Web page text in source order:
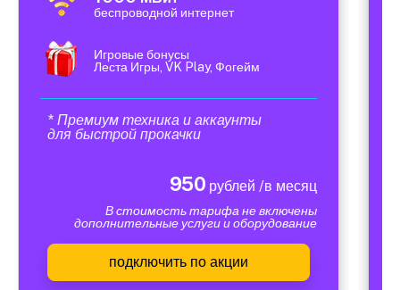
беспроводной интернет
Игровые бонусы
Леста Игры, VK Play, Фогейм
* Премиум техника и аккаунты
для быстрой прокачки
950 рублей /в месяц
В стоимость тарифа не включены
дополнительные услуги и оборудование
подключить по акции